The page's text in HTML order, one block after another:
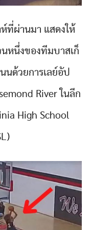
ที่ผ่านมา แสดงให้
หนึ่งของทีมบาสเก็
นด้วยการเลย์อัป
River ในลีก
High School